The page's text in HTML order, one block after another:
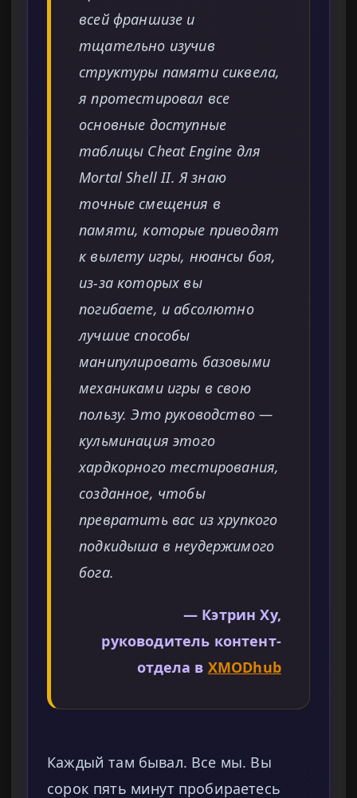
всей франшизе и
тщательно изучив
структуры памяти сиквела,
я протестировал все
основные доступные
таблицы Cheat Engine для
Mortal Shell II. Я знаю
точные смещения в
памяти, которые приводят
к вылету игры, нюансы боя,
из-за которых вы
погибаете, и абсолютно
лучшие способы
манипулировать базовыми
механиками игры в свою
пользу. Это руководство —
кульминация этого
хардкорного тестирования,
созданное, чтобы
превратить вас из хрупкого
подкидыша в неудержимого
бога.
— Кэтрин Ху,
руководитель контент-
отдела в XMODhub
Каждый там бывал. Все мы. Вы
сорок пять минут пробираетесь